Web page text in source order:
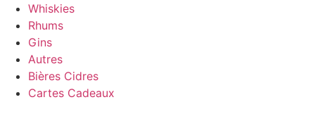
Whiskies
Rhums
Gins
Autres
Bières Cidres
Cartes Cadeaux